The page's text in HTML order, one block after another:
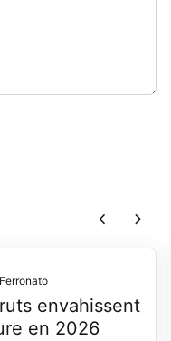
chevron_left chevron_right
envahissent
en 2026